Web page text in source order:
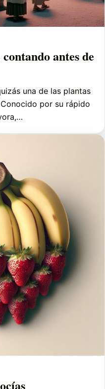
antes de
una de las plantas
por su rápido